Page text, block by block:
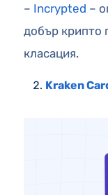
– Incrypted –
добър крипто
класация.
Kraken